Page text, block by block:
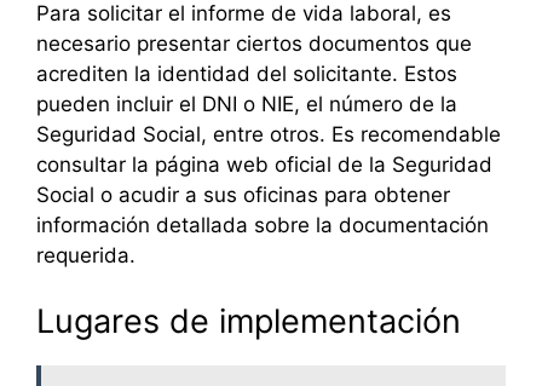
Para solicitar el informe de vida laboral, es
necesario presentar ciertos documentos que
acrediten la identidad del solicitante. Estos
pueden incluir el DNI o NIE, el número de la
Seguridad Social, entre otros. Es recomendable
consultar la página web oficial de la Seguridad
Social o acudir a sus oficinas para obtener
información detallada sobre la documentación
requerida.
Lugares de implementación